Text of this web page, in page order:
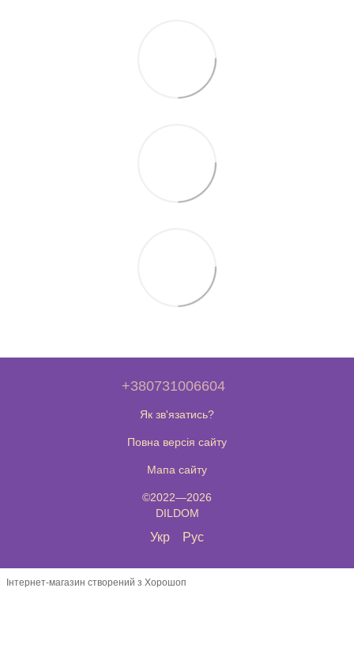
+380731006604
Як зв'язатись?
Повна версія сайту
Мапа сайту
©2022—2026
DILDOM
Укр Рус
Інтернет-магазин створений з Хорошоп